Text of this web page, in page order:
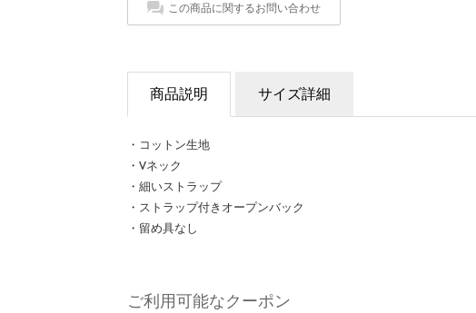
この商品に関するお問い合わせ
商品説明 サイズ詳細
・コットン生地
・Vネック
・細いストラップ
・ストラップ付きオープンバック
・留め具なし
ご利用可能なクーポン